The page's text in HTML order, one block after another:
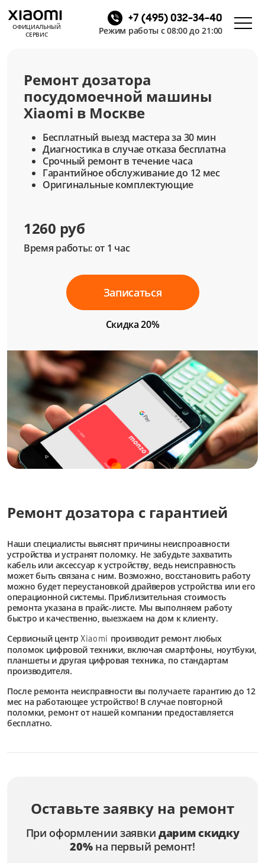
ОФИЦИАЛЬНЫЙ
СЕРВИС
+7 (495) 032-34-40
Режим работы с 08:00 до 21:00
Ремонт дозатора
посудомоечной машины
Xiaomi в Москве
Бесплатный выезд мастера за 30 мин
Диагностика в случае отказа бесплатна
Срочный ремонт в течение часа
Гарантийное обслуживание до 12 мес
Оригинальные комплектующие
1260 руб
Время работы: от 1 час
Записаться
Скидка 20%
Ремонт дозатора с гарантией
Наши специалисты выяснят причины неиспроавности
устройства и устранят поломку. Не забудьте захватить
кабель или аксессуар к устройству, ведь неисправность
может быть связана с ним. Возможно, восстановить работу
можно будет переустановкой драйверов устройства или его
операционной системы. Приблизительная стоимость
ремонта указана в прайс-листе. Мы выполняем работу
быстро и качественно, выезжаем на дом к клиенту.
Сервисный центрXiaomi производит ремонт любых
поломок цифровой техники, включая смартфоны, ноутбуки,
планшеты и другая цифровая техника, по стандартам
производителя.
После ремонта неисправности вы получаете гарантию до 12
мес на работающее устройство! В случае повторной
поломки, ремонт от нашей компании предоставляется
бесплатно.
Оставьте заявку на ремонт
При оформлении заявки дарим скидку
20%на первый ремонт!